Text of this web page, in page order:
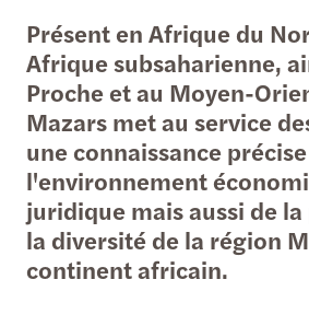
Présent en Afrique du
Afrique subsaharienne,
Proche et au Moyen-
Mazars met au service
une connaissance
l'environnement
juridique mais aussi de
la diversité de la région
continent africain.